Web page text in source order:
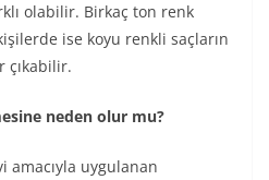
olabilir. Birkaç ton renk
ise koyu renkli saçların
çıkabilir.
neden olur mu?
amacıyla uygulanan